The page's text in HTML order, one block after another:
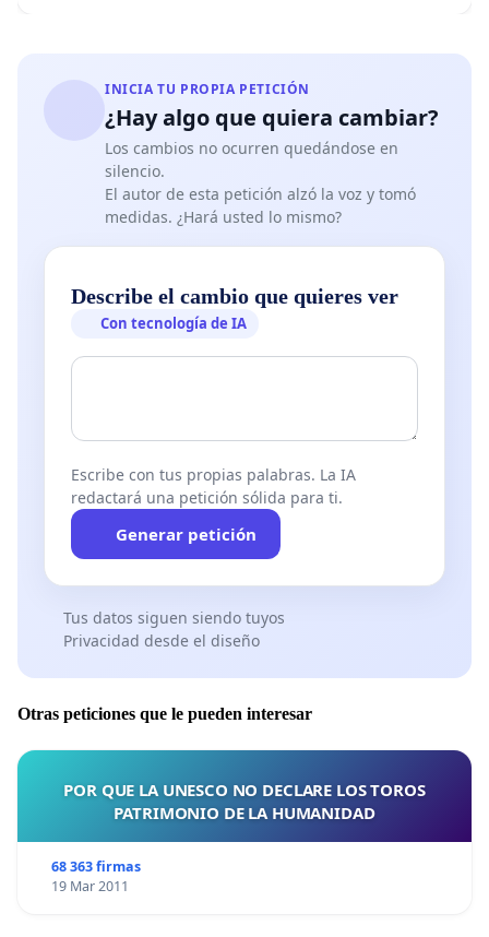
INICIA TU PROPIA PETICIÓN
¿Hay algo que quiera cambiar?
Los cambios no ocurren quedándose en
silencio.
El autor de esta petición alzó la voz y tomó
medidas. ¿Hará usted lo mismo?
Describe el cambio que quieres ver
Con tecnología de IA
Escribe con tus propias palabras. La IA
redactará una petición sólida para ti.
Generar petición
Tus datos siguen siendo tuyos
Privacidad desde el diseño
Otras peticiones que le pueden interesar
POR QUE LA UNESCO NO DECLARE LOS TOROS
PATRIMONIO DE LA HUMANIDAD
68 363 firmas
19 Mar 2011